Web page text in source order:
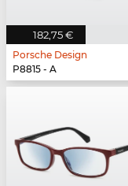
182,75 €
Porsche Design
P8815 - A